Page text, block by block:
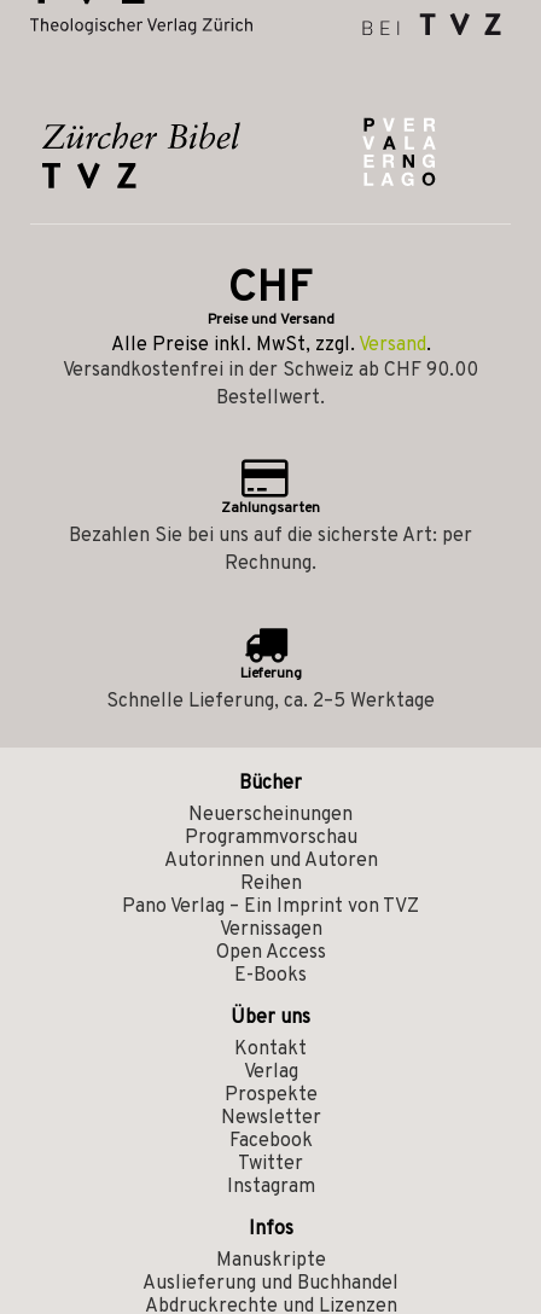
CHF
Preise und Versand
Alle Preise inkl. MwSt, zzgl. Versand.
Versandkostenfrei in der Schweiz ab CHF 90.00
Bestellwert.
Zahlungsarten
Bezahlen Sie bei uns auf die sicherste Art: per
Rechnung.
Lieferung
Schnelle Lieferung, ca. 2–5 Werktage
Bücher
Neuerscheinungen
Programmvorschau
Autorinnen und Autoren
Reihen
Pano Verlag – Ein Imprint von TVZ
Vernissagen
Open Access
E-Books
Über uns
Kontakt
Verlag
Prospekte
Newsletter
Facebook
Twitter
Instagram
Infos
Manuskripte
Auslieferung und Buchhandel
Abdruckrechte und Lizenzen